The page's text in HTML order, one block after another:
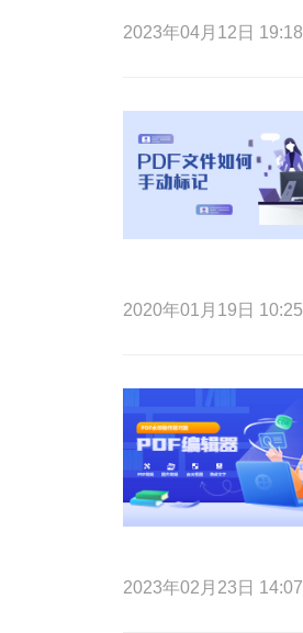
2023年04月12日 19:18
2020年01月19日 10:25
2023年02月23日 14:07